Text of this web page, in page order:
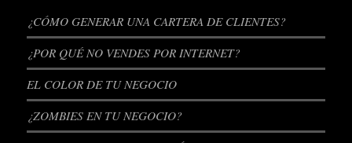
¿CÓMO GENERAR UNA CARTERA DE CLIENTES?
¿POR QUÉ NO VENDES POR INTERNET?
EL COLOR DE TU NEGOCIO
¿ZOMBIES EN TU NEGOCIO?